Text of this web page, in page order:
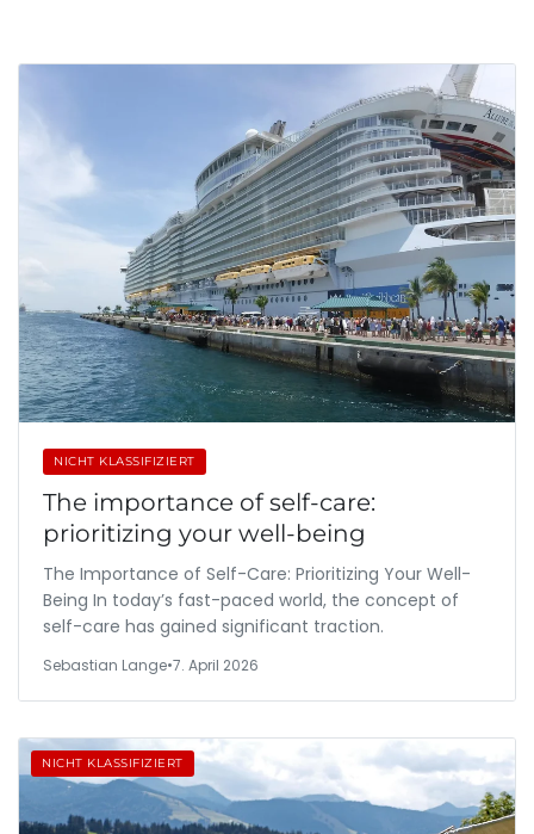
NICHT KLASSIFIZIERT
The importance of self-care:
prioritizing your well-being
The Importance of Self-Care: Prioritizing Your Well-
Being In today’s fast-paced world, the concept of
self-care has gained significant traction.
Sebastian Lange•7. April 2026
NICHT KLASSIFIZIERT